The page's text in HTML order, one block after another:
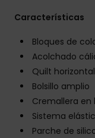
Características
Bloques de
Acolchado
Quilt horizontal
Bolsillo amplio
Cremallera
Sistema
Parche de